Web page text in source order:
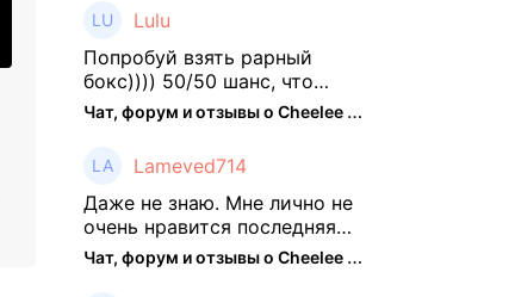
Lulu
Попробуй взять рарный
бокс)))) 50/50 шанс, что
выпадут рарки, только если
брать будешь, отпиши потом
Чат, форум и отзывы о Cheelee (CHEELEE) - The Hedger
Lameved714
Даже не знаю. Мне лично не
очень нравится последняя
обнова. Благо у меня айфон
и базовые механики
Чат, форум и отзывы о Cheelee (CHEELEE) - The Hedger